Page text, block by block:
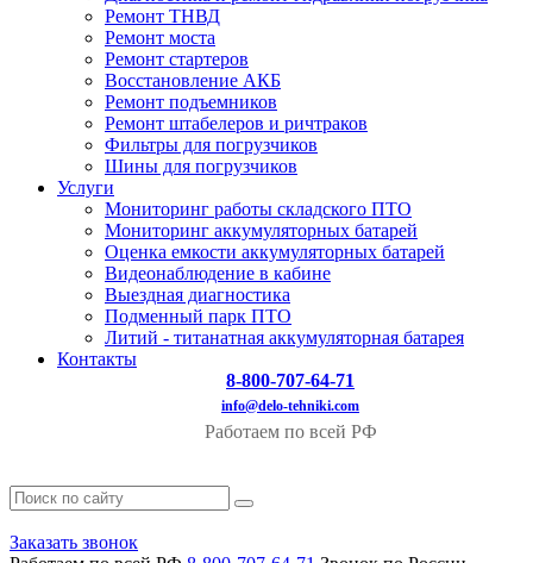
Ремонт ТНВД
Ремонт моста
Ремонт стартеров
Восстановление АКБ
Ремонт подъемников
Ремонт штабелеров и ричтраков
Фильтры для погрузчиков
Шины для погрузчиков
Услуги
Мониторинг работы складского ПТО
Мониторинг аккумуляторных батарей
Оценка емкости аккумуляторных батарей
Видеонаблюдение в кабине
Выездная диагностика
Подменный парк ПТО
Литий - титанатная аккумуляторная батарея
Контакты
8-800-707-64-71
info@delo-tehniki.com
Работаем по всей РФ
Заказать звонок